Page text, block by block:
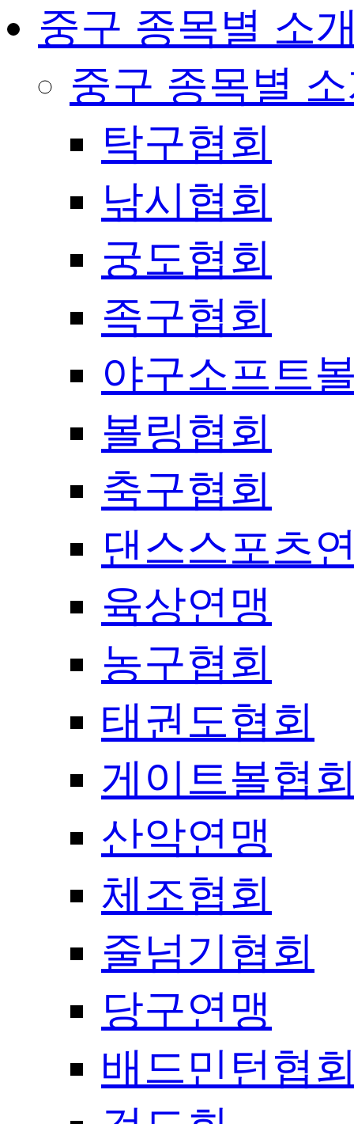
중구 종목별 소
중구 종목별
탁구협회
낚시협회
궁도협회
족구협회
야구소프트
볼링협회
축구협회
댄스스포츠
육상연맹
농구협회
태권도협회
게이트볼협
산악연맹
체조협회
줄넘기협회
당구연맹
배드민턴협